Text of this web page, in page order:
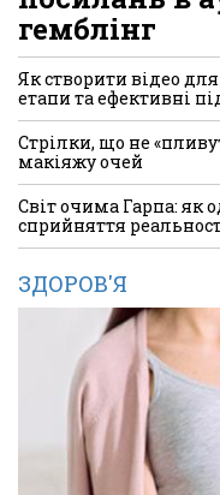
гемблінг
Як створити відео
етапи та ефективні
Стрілки, що не
макіяжу очей
Світ очима Гарпа: як
сприйняття
ЗДОРОВ'Я